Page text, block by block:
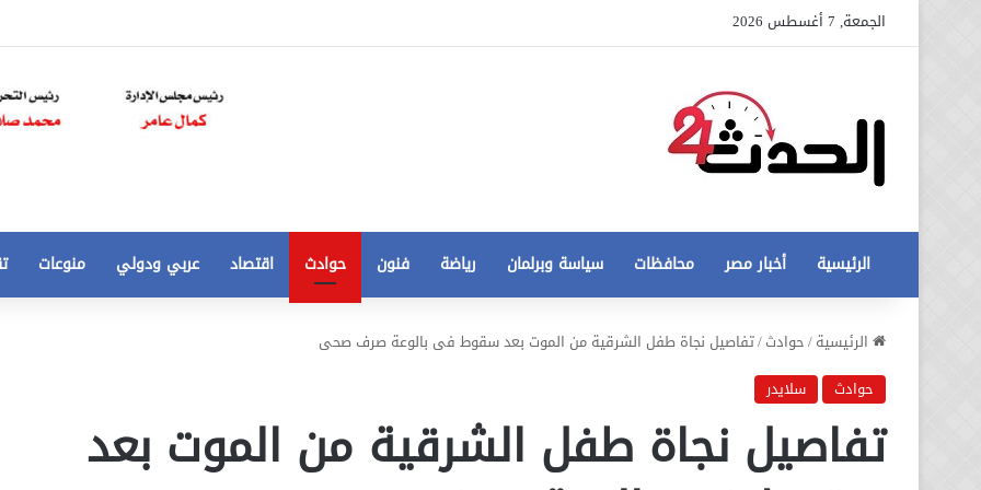
الجمعة, 7 أغسطس 2026
الرئيسية أخبار مصر محافظات سياسة وبرلمان رياضة فنون حوادث اقتصاد عربي ودولي منوعات
الرئيسية/حوادث/تفاصيل نجاة طفل الشرقية من الموت بعد سقوط فى بالوعة صرف صحى
حوادث
سلايدر
تفاصيل نجاة طفل الشرقية من الموت بعد
عاجل
أزمة
مخالفات
12 أغسطس، 2020
عاجل تطورات جديدة في أزمة مخالفات
تخفيض
250
الي
21 أغسطس، 2020